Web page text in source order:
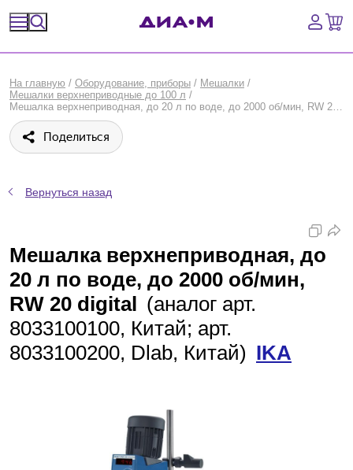
Оборудование, приборы
Расходные материалы, пластик, стекло
Библиотека
Войти
Сравнение
На главную / Оборудование, приборы / Мешалки /
Мешалки верхнеприводные до 100 л /
Мешалка верхнеприводная, до 20 л по воде, до 2000 об/мин, RW 20 digital, IKA
Поделиться
Вернуться назад
Мешалка верхнеприводная, до
20 л по воде, до 2000 об/мин,
RW 20 digital (аналог арт.
8033100100, Китай; арт.
8033100200, Dlab, Китай) IKA